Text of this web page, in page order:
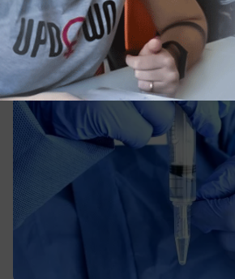
согласиться на госпитализацию